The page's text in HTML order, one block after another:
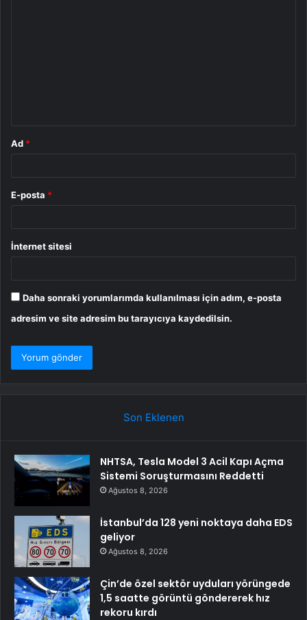
Ad *
E-posta *
İnternet sitesi
Daha sonraki yorumlarımda kullanılması için adım, e-posta
adresim ve site adresim bu tarayıcıya kaydedilsin.
Son Eklenen
NHTSA, Tesla Model 3 Acil Kapı Açma
Sistemi Soruşturmasını Reddetti
Ağustos 8, 2026
İstanbul’da 128 yeni noktaya daha EDS
geliyor
Ağustos 8, 2026
Çin’de özel sektör uyduları yörüngede
1,5 saatte görüntü göndererek hız
rekoru kırdı